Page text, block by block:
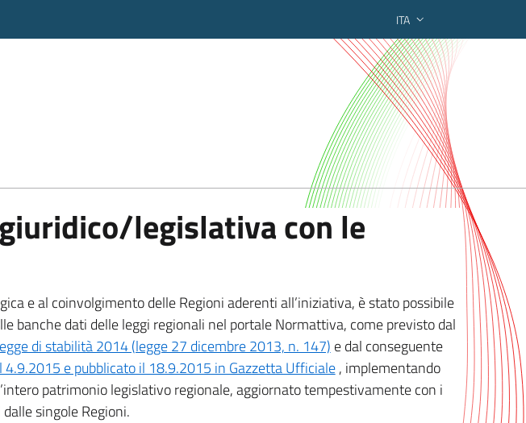
ITA
ricerca federato regionale
legislativa con le
e al coinvolgimento delle Regioni aderenti all’iniziativa, è stato possibile
banche dati delle leggi regionali nel portale Normattiva, come previsto dal
di stabilità 2014 (legge 27 dicembre 2013, n. 147) e dal conseguente
4.9.2015 e pubblicato il 18.9.2015 in Gazzetta Ufficiale, implementando
patrimonio legislativo regionale, aggiornato tempestivamente con i
singole Regioni.